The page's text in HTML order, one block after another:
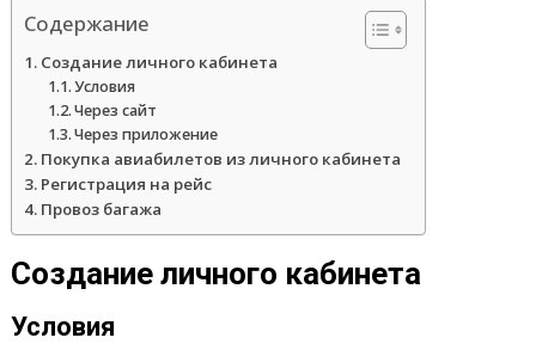
Содержание
Создание личного кабинета
Условия
Через сайт
Через приложение
Покупка авиабилетов из личного кабинета
Регистрация на рейс
Провоз багажа
Создание личного кабинета
Условия